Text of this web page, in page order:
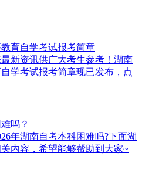
育自学考试报考简章
新资讯供广大考生参考！湖南
学考试报考简章现已发布，点
吗？
年湖南自考本科困难吗?下面湖
内容，希望能够帮助到大家~